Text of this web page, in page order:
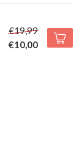
€19,99
€10,00